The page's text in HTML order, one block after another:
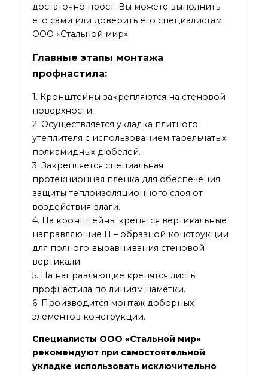
достаточно прост. Вы можете выполнить
его сами или доверить его специалистам
ООО «Стальной мир».
Главные этапы монтажа
профнастила:
1. Кронштейны закрепляются на стеновой
поверхности.
2. Осуществляется укладка плитного
утеплителя с использованием тарельчатых
полиамидных дюбелей.
3. Закрепляется специальная
протекционная плёнка для обеспечения
защиты теплоизоляционного слоя от
воздействия влаги.
4. На кронштейны крепятся вертикальные
направляющие П – образной конструкции
для полного выравнивания стеновой
вертикали.
5. На направляющие крепятся листы
профнастила по линиям наметки.
6. Производится монтаж доборных
элементов конструкции.
Специалисты ООО «Стальной мир»
рекомендуют при самостоятельной
укладке использовать исключительно